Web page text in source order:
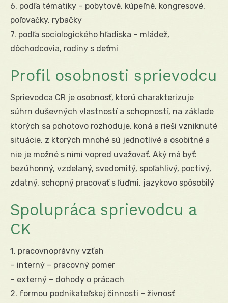
6. podľa tématiky – pobytové, kúpeľné, kongresové,
poľovačky, rybačky
7. podľa sociologického hľadiska – mládež,
dôchodcovia, rodiny s deťmi
Profil osobnosti sprievodcu
Sprievodca CR je osobnosť, ktorú charakterizuje
súhrn duševných vlastností a schopností, na základe
ktorých sa pohotovo rozhoduje, koná a rieši vzniknuté
situácie, z ktorých mnohé sú jednotlivé a osobitné a
nie je možné s nimi vopred uvažovať. Aký má byť:
bezúhonný, vzdelaný, svedomitý, spoľahlivý, poctivý,
zdatný, schopný pracovať s ľuďmi, jazykovo spôsobilý
Spolupráca sprievodcu a
CK
1. pracovnoprávny vzťah
– interný – pracovný pomer
– externý – dohody o prácach
2. formou podnikateľskej činnosti – živnosť